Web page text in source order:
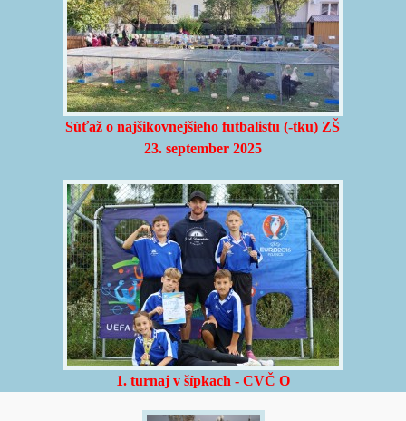
Súťaž o najšikovnejšieho futbalistu (-tku) ZŠ
23. september 2025
1. turnaj v šípkach - CVČ O